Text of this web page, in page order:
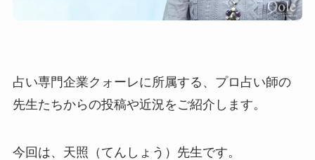
占い専門企業クォーレに所属する、プロ占い師の
先生たちからの投稿や近況をご紹介します。
今回は、天照（てんしょう）先生です。